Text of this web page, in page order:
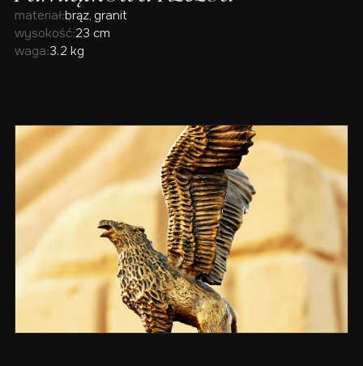
materiał:brąz, granit
wysokość:23 cm
waga:3.2 kg